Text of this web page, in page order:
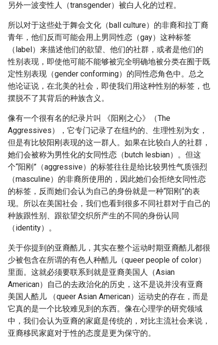
另外一波变性人（transgender）被白人化的过程。
所以对于这些处于舞会文化（ball culture）的非裔和拉丁裔
青年，他们反而可能会用上男同性恋（gay）这种标签
（label）来描述他们的欲望、他们的社群，或者是他们的
性别表现，即使他可能不能够被完全明确地被分类在囿于既
定性别表现（gender conforming）的同性恋角色中。总之
他论证说，在北美的社会，即使我们用这种性别的标签，也
摆脱不了其背后的种族含义。
像有一个很有名的纪录片叫 《阳刚之心》（The
Aggressives），它专门记录了在纽约的、生理性别为女，
但是有比较阳刚表现的这一群人。如果在比较白人的社群，
她们会被称为男性化的女同性恋（butch lesbian）。但这
个“阳刚”（aggressive）的标签往往是给比较男性气质强烈
（masculine）的非裔所使用的，因此她们会拒绝女同性恋
的标签，反而她们会认为自己的身份就是一种“阳刚”的表
现。所以在美国社会，我们也看到很多不同社群对于自己的
种族跟性别、跟欲望交织所产生的不同的身份认同
（identity）。
关于你提到的亚裔酷儿，其实在整个运动时期亚裔酷儿都很
少被包含在所谓的有色人种酷儿（queer people of color）
里面。这就必须要联系到就是亚裔美国人（Asian
American）自己的去政治化的历史，这不是说并没有亚裔
美国人酷儿 （queer Asian American）运动史的存在，而是
它真的是一个比较难见到的东西。像在心理学的研究领域
中，我们会认为亚裔的家庭是传统的，对比主流社会来说，
亚裔移民家庭对于性的态度是更为保守的。